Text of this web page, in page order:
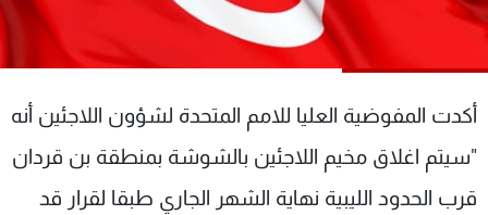
أكدت المفوضية العليا للامم المتحدة لشؤون اللاجئين أنه
"سيتم اغلاق مخيم اللاجئين بالشوشة بمنطقة بن قردان
قرب الحدود الليبية نهاية الشهر الجاري طبقا لقرار قد
البرامج
شاهد البرامج
الترددات
الإنـتـاج
وظائف
تواصل معنا